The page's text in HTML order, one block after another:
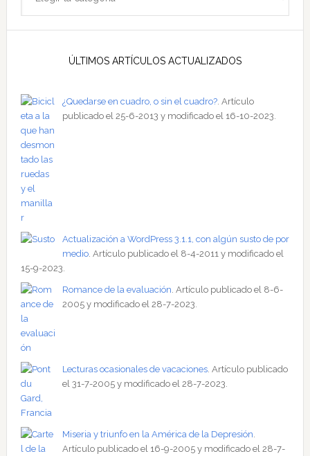
ÚLTIMOS ARTÍCULOS ACTUALIZADOS
¿Quedarse en cuadro, o sin el cuadro?. Artículo
publicado el 25-6-2013 y modificado el 16-10-2023.
Actualización a WordPress 3.1.1, con algún susto de por
medio. Artículo publicado el 8-4-2011 y modificado el
15-9-2023.
Romance de la evaluación. Artículo publicado el 8-6-
2005 y modificado el 28-7-2023.
Lecturas ocasionales de vacaciones. Artículo publicado
el 31-7-2005 y modificado el 28-7-2023.
Miseria y triunfo en la América de la Depresión.
Artículo publicado el 16-9-2005 y modificado el 28-7-